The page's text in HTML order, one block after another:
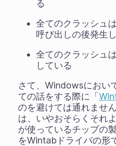
る
全てのクラッシュ
呼び出しの後発生
全てのクラッシュ
している
さて、Windowsにおい
ての話をする際に「
のを避けては通れませ
は、いやおそらくそれ
が使っているチップの
をWintabドライバの形